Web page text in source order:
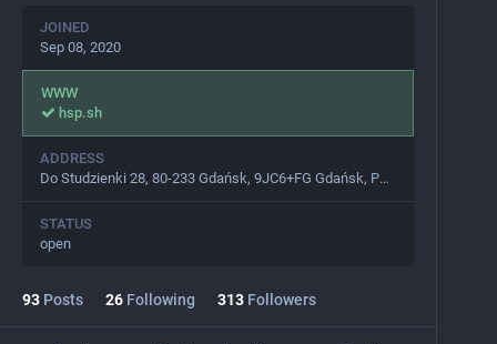
JOINED
Sep 08, 2020
WWW
hsp.sh
ADDRESS
Do Studzienki 28, 80-233 Gdańsk, 9JC6+FG Gdańsk, Polska
STATUS
open
93 Posts 26 Following 313 Followers